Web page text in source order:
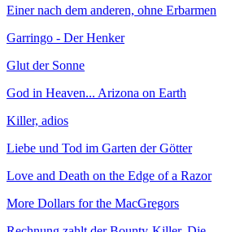
Einer nach dem anderen, ohne Erbarmen
Garringo - Der Henker
Glut der Sonne
God in Heaven... Arizona on Earth
Killer, adios
Liebe und Tod im Garten der Götter
Love and Death on the Edge of a Razor
More Dollars for the MacGregors